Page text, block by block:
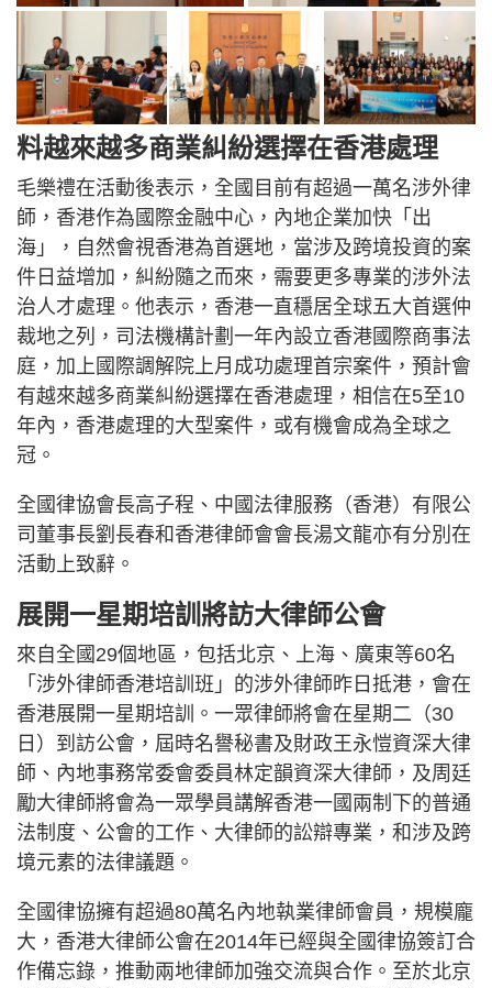
料越來越多商業糾紛選擇在香港處理
毛樂禮在活動後表示，全國目前有超過一萬名涉外律
師，香港作為國際金融中心，內地企業加快「出
海」，自然會視香港為首選地，當涉及跨境投資的案
件日益增加，糾紛隨之而來，需要更多專業的涉外法
治人才處理。他表示，香港一直穩居全球五大首選仲
裁地之列，司法機構計劃一年內設立香港國際商事法
庭，加上國際調解院上月成功處理首宗案件，預計會
有越來越多商業糾紛選擇在香港處理，相信在5至10
年內，香港處理的大型案件，或有機會成為全球之
冠。
全國律協會長高子程、中國法律服務（香港）有限公
司董事長劉長春和香港律師會會長湯文龍亦有分別在
活動上致辭。
展開一星期培訓將訪大律師公會
來自全國29個地區，包括北京、上海、廣東等60名
「涉外律師香港培訓班」的涉外律師昨日抵港，會在
香港展開一星期培訓。一眾律師將會在星期二（30
日）到訪公會，屆時名譽秘書及財政王永愷資深大律
師、內地事務常委會委員林定韻資深大律師，及周廷
勵大律師將會為一眾學員講解香港一國兩制下的普通
法制度、公會的工作、大律師的訟辯專業，和涉及跨
境元素的法律議題。
全國律協擁有超過80萬名內地執業律師會員，規模龐
大，香港大律師公會在2014年已經與全國律協簽訂合
作備忘錄，推動兩地律師加強交流與合作。至於北京